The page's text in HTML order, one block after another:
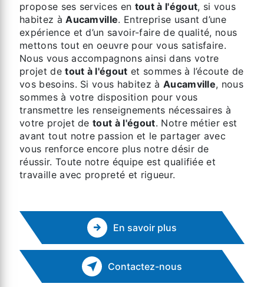
propose ses services en tout à l'égout, si vous
habitez àAucamville. Entreprise usant d’une
expérience et d’un savoir-faire de qualité, nous
mettons tout en oeuvre pour vous satisfaire.
Nous vous accompagnons ainsi dans votre
projet detout à l'égout et sommes à l’écoute de
vos besoins. Si vous habitez à Aucamville, nous
sommes à votre disposition pour vous
transmettre les renseignements nécessaires à
votre projet detout à l'égout. Notre métier est
avant tout notre passion et le partager avec
vous renforce encore plus notre désir de
réussir. Toute notre équipe est qualifiée et
travaille avec propreté et rigueur.
En savoir plus
Contactez-nous